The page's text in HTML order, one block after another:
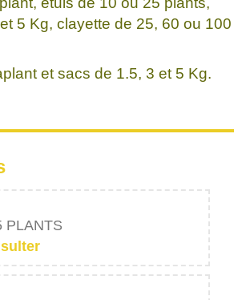
5 Kg, clayette de 25, 60 ou 100
et sacs de 1.5, 3 et 5 Kg.
PLANTS